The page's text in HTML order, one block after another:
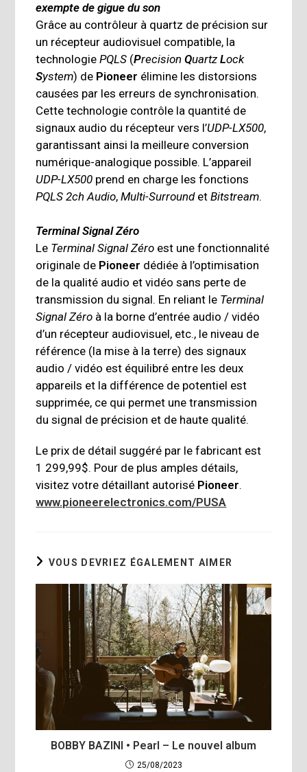
exempte de gigue du son
Grâce au contrôleur à quartz de précision sur
un récepteur audiovisuel compatible, la
technologiePQLS (PrecisionQuartzLock
System) de Pioneer élimine les distorsions
causées par les erreurs de synchronisation.
Cette technologie contrôle la quantité de
signaux audio du récepteur vers l’UDP-LX500,
garantissant ainsi la meilleure conversion
numérique-analogique possible. L’appareil
UDP-LX500 prend en charge les fonctions
PQLS 2ch Audio,Multi-Surround etBitstream.
Terminal Signal Zéro
Le Terminal Signal Zéro est une fonctionnalité
originale de Pioneer dédiée à l’optimisation
de la qualité audio et vidéo sans perte de
transmission du signal. En reliant le Terminal
Signal Zéro à la borne d’entrée audio / vidéo
d’un récepteur audiovisuel, etc., le niveau de
référence (la mise à la terre) des signaux
audio / vidéo est équilibré entre les deux
appareils et la différence de potentiel est
supprimée, ce qui permet une transmission
du signal de précision et de haute qualité.
Le prix de détail suggéré par le fabricant est
1 299,99$. Pour de plus amples détails,
visitez votre détaillant autorisé Pioneer.
www.pioneerelectronics.com/PUSA
VOUS DEVRIEZ ÉGALEMENT AIMER
BOBBY BAZINI • Pearl – Le nouvel album
25/08/2023